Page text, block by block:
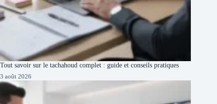
Tout savoir sur le tachahoud complet : guide et conseils pratiques
3 août 2026